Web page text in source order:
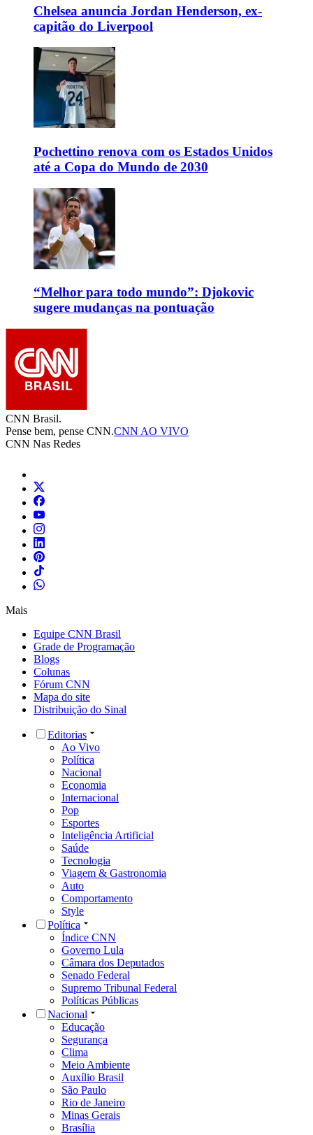
Chelsea anuncia Jordan Henderson, ex-
capitão do Liverpool
Pochettino renova com os Estados Unidos
até a Copa do Mundo de 2030
“Melhor para todo mundo”: Djokovic
sugere mudanças na pontuação
CNN Brasil.
Pense bem, pense CNN.CNN AO VIVO
CNN Nas Redes
Mais
Equipe CNN Brasil
Grade de Programação
Blogs
Colunas
Fórum CNN
Mapa do site
Distribuição do Sinal
Editorias
Ao Vivo
Política
Nacional
Economia
Internacional
Pop
Esportes
Inteligência Artificial
Saúde
Tecnologia
Viagem & Gastronomia
Auto
Comportamento
Style
Política
Índice CNN
Governo Lula
Câmara dos Deputados
Senado Federal
Supremo Tribunal Federal
Políticas Públicas
Nacional
Educação
Segurança
Clima
Meio Ambiente
Auxílio Brasil
São Paulo
Rio de Janeiro
Minas Gerais
Brasília